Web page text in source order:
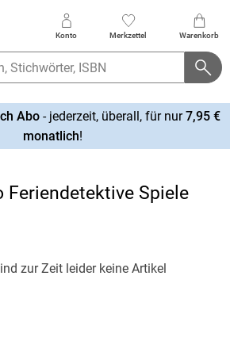
Konto Merkzettel Warenkorb
Abo- jederzeit, überall, für nur7,95 €
monatlich!
Feriendetektive Spiele
zur Zeit leider keine Artikel